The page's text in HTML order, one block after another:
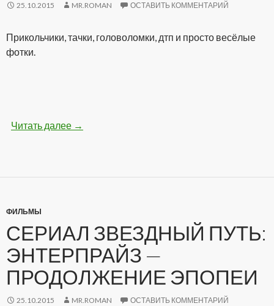
25.10.2015 MR.ROMAN ОСТАВИТЬ КОММЕНТАРИЙ
Прикольчики, тачки, головоломки, дтп и просто весёлые
фотки.
Читать далее Бодрые картинки (28 фото)
→
ФИЛЬМЫ
СЕРИАЛ ЗВЕЗДНЫЙ ПУТЬ:
ЭНТЕРПРАЙЗ —
ПРОДОЛЖЕНИЕ ЭПОПЕИ
25.10.2015 MR.ROMAN ОСТАВИТЬ КОММЕНТАРИЙ